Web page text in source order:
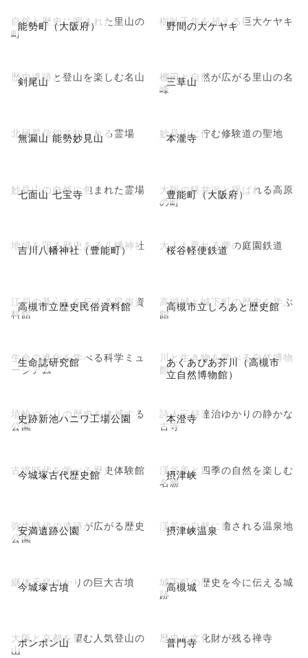
能勢町（大阪府）
自然と歴史に囲まれた里山の
町
野間の大ケヤキ
樹齢千年を超える巨大ケヤキ
剣尾山
歴史遺跡と登山を楽しむ名山 三草山
棚田と自然が広がる里山の名
峰
無漏山 能勢妙見山
北極星信仰で知られる霊場 本瀧寺
妙見山に佇む修験道の聖地
七面山 七宝寺
妙見山の自然に包まれた霊場 豊能町（大阪府）
大阪の軽井沢と呼ばれる高原
の町
吉川八幡神社（豊能町）
地域を守る歴史ある八幡神社 桜谷軽便鉄道
大人も乗れる夢の庭園鉄道
高槻市立歴史民俗資料館
江戸の暮らしを伝える民俗資
料館
高槻市立しろあと歴史館
高槻城と城下町の歴史を学ぶ
館
生命誌研究館
生命の進化を学べる科学ミュ
ージアム
あくあぴあ芥川（高槻市
立自然博物館）
川と生き物を学べる自然博物
館
史跡新池ハニワ工場公園
埴輪づくりの歴史を体感する
公園
本澄寺
詩人三好達治ゆかりの静かな
古寺
今城塚古代歴史館
古墳時代を学べる歴史体験館 摂津峡
渓谷美と四季の自然を楽しむ
名勝
安満遺跡公園
弥生時代の遺跡が広がる歴史
公園
摂津峡温泉
渓谷の自然に癒される温泉地
今城塚古墳
継体天皇ゆかりの巨大古墳 高槻城
城下町の歴史を今に伝える城
跡
ポンポン山
大阪と京都を望む人気登山の
山
普門寺
歴史と文化財が残る禅寺